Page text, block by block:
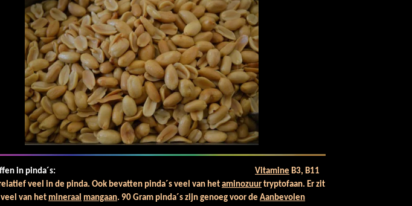
in pinda´s: Vitamine B3, B11
veel in de pinda. Ook bevatten pinda´s veel van hetaminozuur tryptofaan. Er zit
van het mineraal mangaan. 90 Gram pinda´s zijn genoeg voor deAanbevolen